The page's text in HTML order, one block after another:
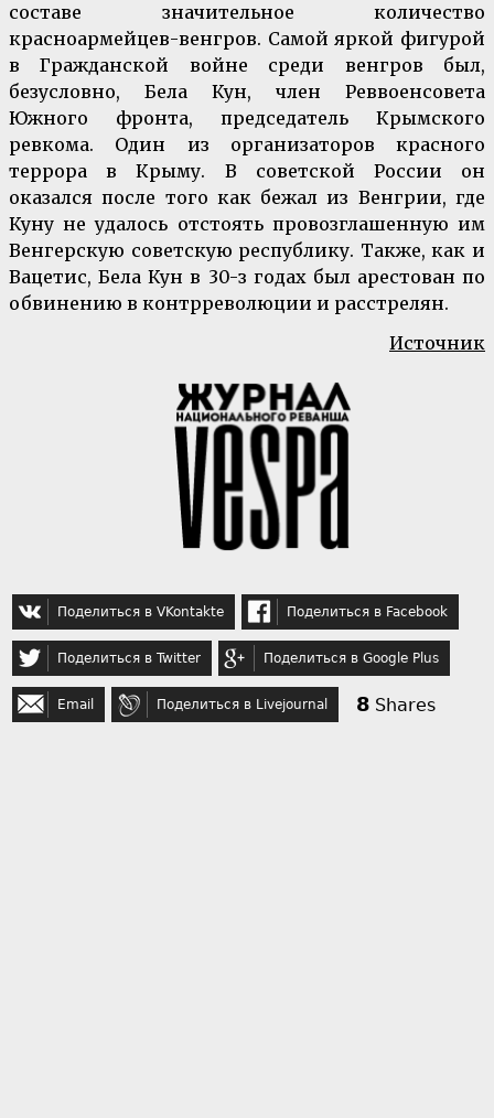
составе значительное количество
красноармейцев-венгров. Самой яркой фигурой
в Гражданской войне среди венгров был,
безусловно, Бела Кун, член Реввоенсовета
Южного фронта, председатель Крымского
ревкома. Один из организаторов красного
террора в Крыму. В советской России он
оказался после того как бежал из Венгрии, где
Куну не удалось отстоять провозглашенную им
Венгерскую советскую республику. Также, как и
Вацетис, Бела Кун в 30-з годах был арестован по
обвинению в контрреволюции и расстрелян.
Источник
Поделиться в VKontakte Поделиться в Facebook
Поделиться в Twitter Поделиться в Google Plus
Email Поделиться в Livejournal 8 Shares